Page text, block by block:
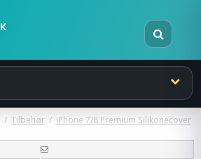
/ Tilbehør / iPhone 7/8 Premium Silikonecover